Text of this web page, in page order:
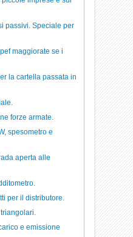
passivi. Speciale per
maggiorate se i
la cartella passata in
forze armate.
spesometro e
aperta alle
per il distributore.
e emissione